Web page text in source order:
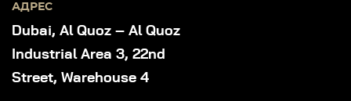
АДРЕС
Dubai, Al Quoz – Al Quoz
Industrial Area 3, 22nd
Street, Warehouse 4